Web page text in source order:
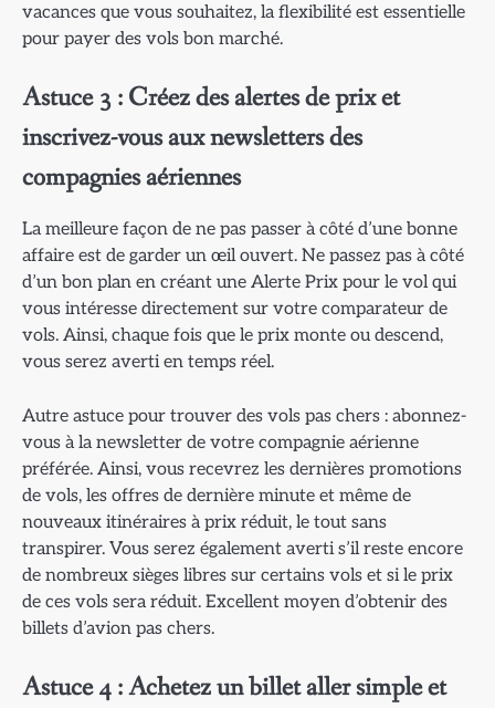
vacances que vous souhaitez, la flexibilité est essentielle
pour payer des vols bon marché.
Astuce 3 : Créez des alertes de prix et
inscrivez-vous aux newsletters des
compagnies aériennes
La meilleure façon de ne pas passer à côté d’une bonne
affaire est de garder un œil ouvert. Ne passez pas à côté
d’un bon plan en créant une Alerte Prix pour le vol qui
vous intéresse directement sur votre comparateur de
vols. Ainsi, chaque fois que le prix monte ou descend,
vous serez averti en temps réel.
Autre astuce pour trouver des vols pas chers : abonnez-
vous à la newsletter de votre compagnie aérienne
préférée. Ainsi, vous recevrez les dernières promotions
de vols, les offres de dernière minute et même de
nouveaux itinéraires à prix réduit, le tout sans
transpirer. Vous serez également averti s’il reste encore
de nombreux sièges libres sur certains vols et si le prix
de ces vols sera réduit. Excellent moyen d’obtenir des
billets d’avion pas chers.
Astuce 4 : Achetez un billet aller simple et